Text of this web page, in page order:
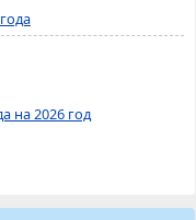
на 2026 год